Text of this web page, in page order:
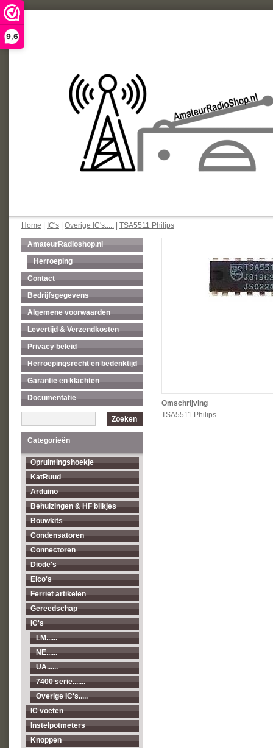
9,6
Home IC's Overige IC's..... TSA5511 Philips
AmateurRadioshop.nl
Herroeping
Contact
Bedrijfsgegevens
Algemene voorwaarden
Levertijd & Verzendkosten
Privacy beleid
Herroepingsrecht en bedenktijd
Garantie en klachten
Documentatie
Zoeken
Categorieën
Opruimingshoekje
KatRuud
Arduino
Behuizingen & HF blikjes
Bouwkits
Condensatoren
Connectoren
Diode's
Elco's
Ferriet artikelen
Gereedschap
IC's
LM......
NE......
UA......
7400 serie.......
Overige IC's.....
IC voeten
Instelpotmeters
Knoppen
Omschrijving
TSA5511 Philips